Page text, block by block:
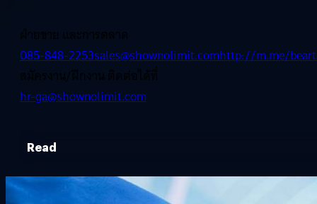
ฝ่ายขาย และการตลาด
085-848-2253sales@shownolimit.comhttp://m.me/
สมัครงาน/ฝึกงาน ติดต่อได้ที่
hr-ga@shownolimit.com
Read